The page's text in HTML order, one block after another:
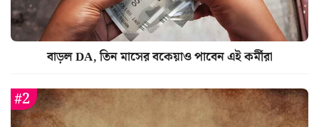
বাড়ল DA, তিন মাসের বকেয়াও পাবেন এই কর্মীরা